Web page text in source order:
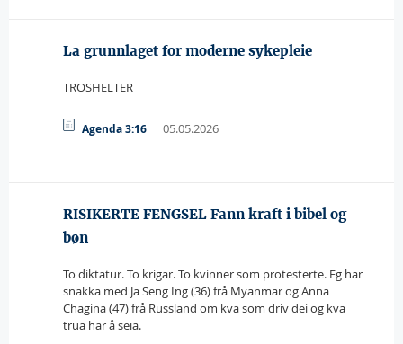
La grunnlaget for moderne sykepleie
TROSHELTER
Agenda 3:16 05.05.2026
RISIKERTE FENGSEL Fann kraft i bibel og
bøn
To diktatur. To krigar. To kvinner som protesterte. Eg har
snakka med Ja Seng Ing (36) frå Myanmar og Anna
Chagina (47) frå Russland om kva som driv dei og kva
trua har å seia.